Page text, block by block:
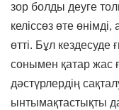
зор болды деуге
келіссөз өте
өтті. Бұл
сонымен қатар жас
дәстүрлердің
ынтымақтастықты